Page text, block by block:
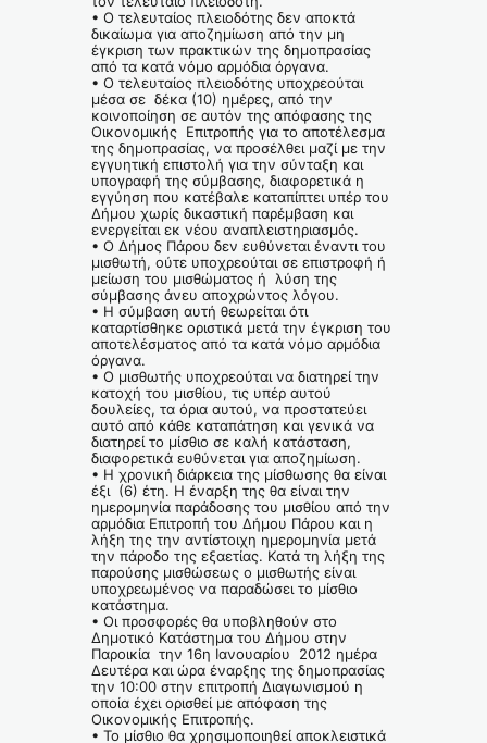
• Ο τελευταίος πλειοδότης δεν αποκτά
δικαίωμα για αποζημίωση από την μη
έγκριση των πρακτικών της δημοπρασίας
από τα κατά νόμο αρμόδια όργανα.
• Ο τελευταίος πλειοδότης υποχρεούται
μέσα σε δέκα (10) ημέρες, από την
κοινοποίηση σε αυτόν της απόφασης της
Οικονομικής Επιτροπής για το αποτέλεσμα
της δημοπρασίας, να προσέλθει μαζί με την
εγγυητική επιστολή για την σύνταξη και
υπογραφή της σύμβασης, διαφορετικά η
εγγύηση που κατέβαλε καταπίπτει υπέρ του
Δήμου χωρίς δικαστική παρέμβαση και
ενεργείται εκ νέου αναπλειστηριασμός.
• Ο Δήμος Πάρου δεν ευθύνεται έναντι του
μισθωτή, ούτε υποχρεούται σε επιστροφή ή
μείωση του μισθώματος ή λύση της
σύμβασης άνευ αποχρώντος λόγου.
• Η σύμβαση αυτή θεωρείται ότι
καταρτίσθηκε οριστικά μετά την έγκριση του
αποτελέσματος από τα κατά νόμο αρμόδια
όργανα.
• Ο μισθωτής υποχρεούται να διατηρεί την
κατοχή του μισθίου, τις υπέρ αυτού
δουλείες, τα όρια αυτού, να προστατεύει
αυτό από κάθε καταπάτηση και γενικά να
διατηρεί το μίσθιο σε καλή κατάσταση,
διαφορετικά ευθύνεται για αποζημίωση.
• Η χρονική διάρκεια της μίσθωσης θα είναι
έξι (6) έτη. Η έναρξη της θα είναι την
ημερομηνία παράδοσης του μισθίου από την
αρμόδια Επιτροπή του Δήμου Πάρου και η
λήξη της την αντίστοιχη ημερομηνία μετά
την πάροδο της εξαετίας. Κατά τη λήξη της
παρούσης μισθώσεως ο μισθωτής είναι
υποχρεωμένος να παραδώσει το μίσθιο
κατάστημα.
• Οι προσφορές θα υποβληθούν στο
Δημοτικό Κατάστημα του Δήμου στην
Παροικία την 16η Ιανουαρίου 2012 ημέρα
Δευτέρα και ώρα έναρξης της δημοπρασίας
την 10:00 στην επιτροπή Διαγωνισμού η
οποία έχει ορισθεί με απόφαση της
Οικονομικής Επιτροπής.
• Το μίσθιο θα χρησιμοποιηθεί αποκλειστικά